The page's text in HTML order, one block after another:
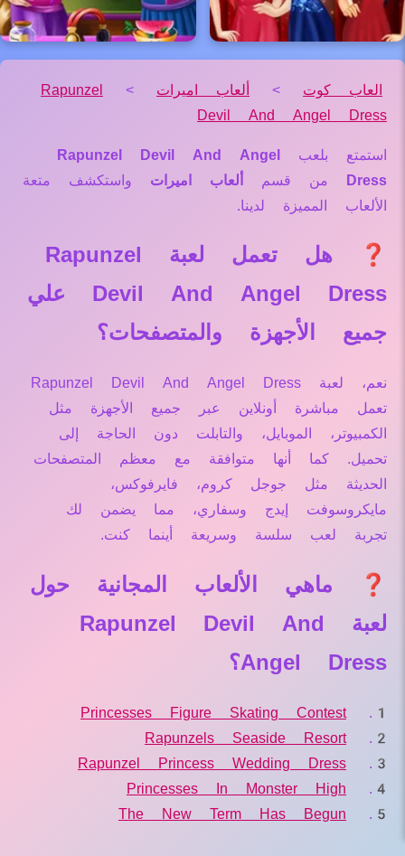
العاب كوت > ألعاب اميرات >
Rapunzel
Devil And Angel Dress
استمتع بلعب Rapunzel Devil And Angel
Dress من قسم ألعاب اميرات واستكشف متعة
الألعاب المميزة لدينا.
❓ هل تعمل لعبة Rapunzel
Devil And Angel Dress علي
جميع الأجهزة والمتصفحات؟
نعم، لعبة Rapunzel Devil And Angel Dress
تعمل مباشرة أونلاين عبر جميع الأجهزة مثل
الكمبيوتر، الموبايل، والتابلت دون الحاجة إلى
تحميل. كما أنها متوافقة مع معظم المتصفحات
الحديثة مثل جوجل كروم، فايرفوكس،
مايكروسوفت إيدج وسفاري، مما يضمن لك
تجربة لعب سلسة وسريعة أينما كنت.
❓ ماهي الألعاب المجانية حول
لعبة Rapunzel Devil And
Angel Dress؟
Princesses Figure Skating Contest
Rapunzels Seaside Resort
Rapunzel Princess Wedding Dress
Princesses In Monster High
The New Term Has Begun